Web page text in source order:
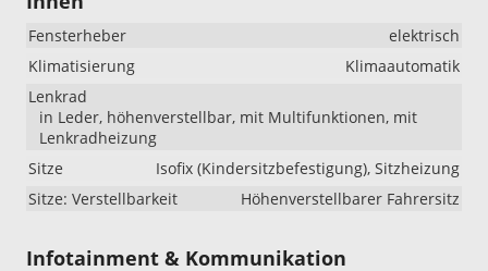
Fensterheber
elektrisch
Klimatisierung
Klimaautomatik
Lenkrad
in Leder, höhenverstellbar, mit Multifunktionen, mit
Lenkradheizung
Sitze
Isofix (Kindersitzbefestigung), Sitzheizung
Sitze: Verstellbarkeit
Höhenverstellbarer Fahrersitz
Infotainment & Kommunikation